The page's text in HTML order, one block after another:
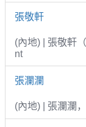
張敬軒
(內地) | 張敬軒
nt
張瀾瀾
(內地) | 張瀾瀾